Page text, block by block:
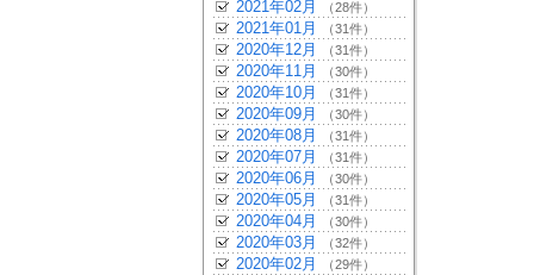
2021年02月 （28件）
2021年01月 （31件）
2020年12月 （31件）
2020年11月 （30件）
2020年10月 （31件）
2020年09月 （30件）
2020年08月 （31件）
2020年07月 （31件）
2020年06月 （30件）
2020年05月 （31件）
2020年04月 （30件）
2020年03月 （32件）
2020年02月 （29件）